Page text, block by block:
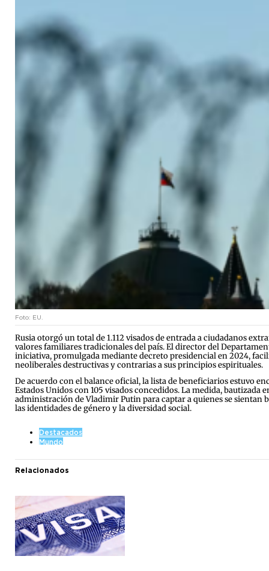
Foto: EU.
Rusia otorgó un total de 1.112 visados de entrada a ciudadanos
valores familiares tradicionales del país. El director del
iniciativa, promulgada mediante decreto presidencial en 2024,
neoliberales destructivas y contrarias a sus principios espirituales.
De acuerdo con el balance oficial, la lista de beneficiarios estuvo
Estados Unidos con 105 visados concedidos. La medida,
administración de Vladimir Putin para captar a quienes se
las identidades de género y la diversidad social.
Destacados
Mundo
Relacionados